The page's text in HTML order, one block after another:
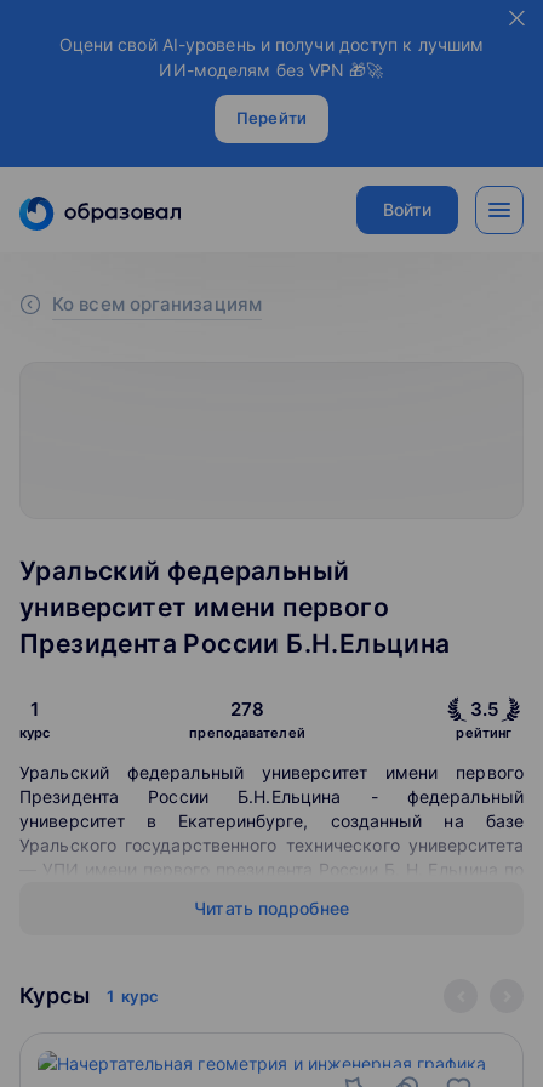
Оцени свой AI-уровень и получи доступ к лучшим
ИИ-моделям без VPN 🎁🚀
Перейти
Войти
Ко всем организациям
Уральский федеральный
университет имени первого
Президента России Б.Н.Ельцина
1
курс
278
преподавателей
3.5
рейтинг
Уральский федеральный университет имени первого
Президента России Б.Н.Ельцина - федеральный
университет в Екатеринбурге, созданный на базе
Уральского государственного технического университета
— УПИ имени первого президента России Б. Н. Ельцина по
Студентов: 36 000
Преподавателей: 4 000
Читать подробнее
Курсы 1 курс